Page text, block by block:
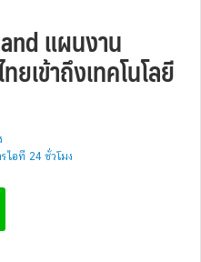
แผนงาน
ยเข้าถึงเทคโนโลยี
รไอที 24 ชั่วโมง